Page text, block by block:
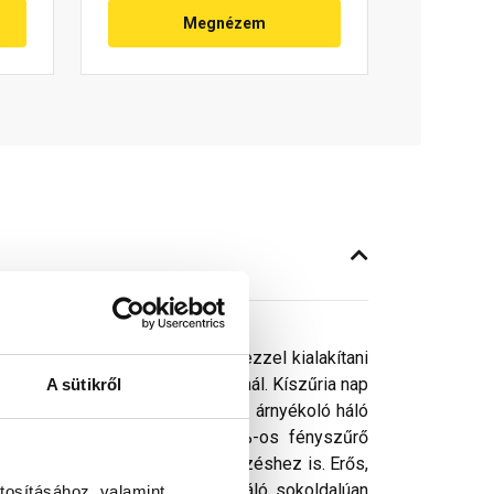
A sütikről
Megnézem
a kíváncsiskodk elől, és ezzel kialakítani
távon is tartós megoldást kínál. Kíszűria nap
környezetben. Ez a típusú árnyékoló háló
nem akadályozott. A 90%-os fényszűrő
vagy akár kültéri munkavégzéshez is. Erős,
esztétikáját. Az árnyékoló háló sokoldalúan